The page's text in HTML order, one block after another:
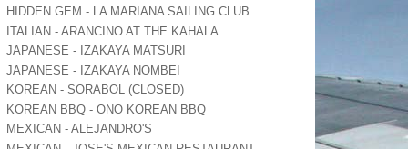
HIDDEN GEM - LA MARIANA SAILING CLUB
ITALIAN - ARANCINO AT THE KAHALA
JAPANESE - IZAKAYA MATSURI
JAPANESE - IZAKAYA NOMBEI
KOREAN - SORABOL (CLOSED)
KOREAN BBQ - ONO KOREAN BBQ
MEXICAN - ALEJANDRO'S